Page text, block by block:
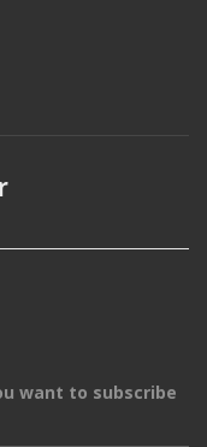
want to subscribe